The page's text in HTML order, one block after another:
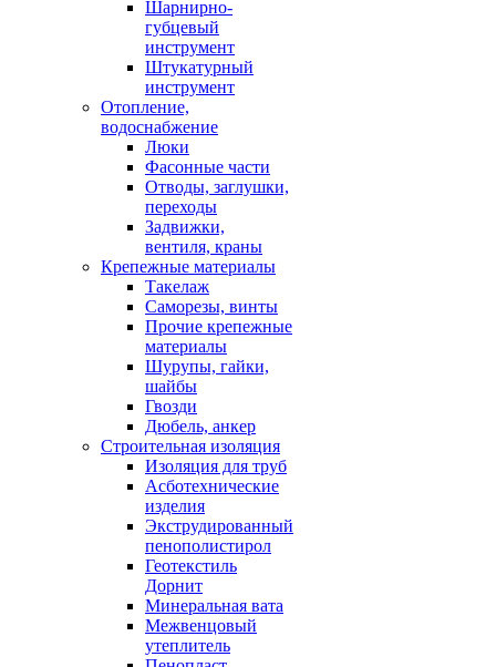
Шарнирно-
губцевый
инструмент
Штукатурный
инструмент
Отопление,
водоснабжение
Люки
Фасонные части
Отводы, заглушки,
переходы
Задвижки,
вентиля, краны
Крепежные материалы
Такелаж
Саморезы, винты
Прочие крепежные
материалы
Шурупы, гайки,
шайбы
Гвозди
Дюбель, анкер
Строительная изоляция
Изоляция для труб
Асботехнические
изделия
Экструдированный
пенополистирол
Геотекстиль
Дорнит
Минеральная вата
Межвенцовый
утеплитель